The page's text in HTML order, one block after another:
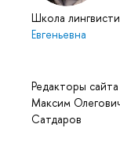
Школа
Евгеньевна
Редакторы
Максим
Сатдаров